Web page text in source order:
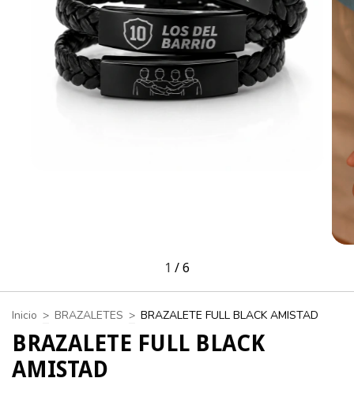
1 / 6
Inicio > BRAZALETES > BRAZALETE FULL BLACK AMISTAD
BRAZALETE FULL BLACK
AMISTAD